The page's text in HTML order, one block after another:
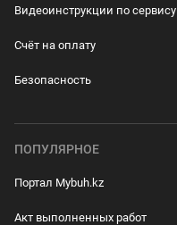
Видеоинструкции по сервису
Счёт на оплату
Безопасность
ПОПУЛЯРНОЕ
Портал Mybuh.kz
Акт выполненных работ